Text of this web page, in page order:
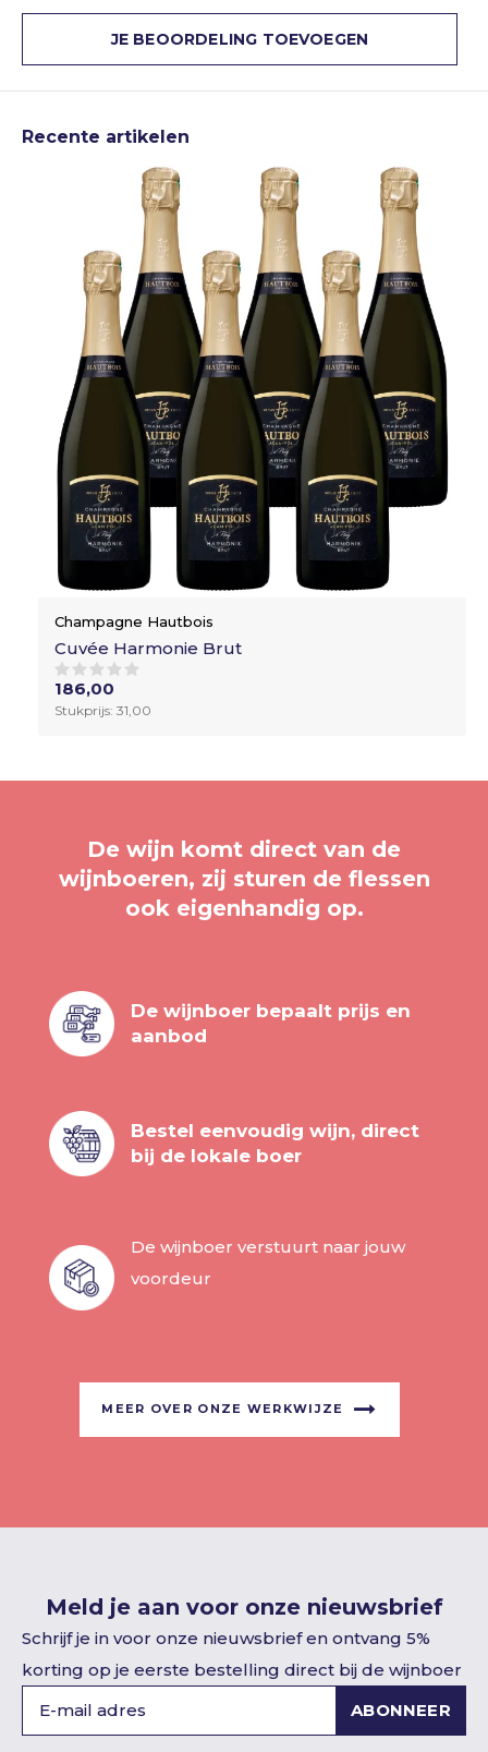
JE BEOORDELING TOEVOEGEN
Recente artikelen
Champagne Hautbois
Cuvée Harmonie Brut
186,00
Stukprijs: 31,00
De wijn komt direct van de
wijnboeren, zij sturen de flessen
ook eigenhandig op.
De wijnboer bepaalt prijs en
aanbod
Bestel eenvoudig wijn, direct
bij de lokale boer
De wijnboer verstuurt naar jouw
voordeur
MEER OVER ONZE WERKWIJZE
Meld je aan voor onze nieuwsbrief
Schrijf je in voor onze nieuwsbrief en ontvang 5%
korting op je eerste bestelling direct bij de wijnboer
ABONNEER